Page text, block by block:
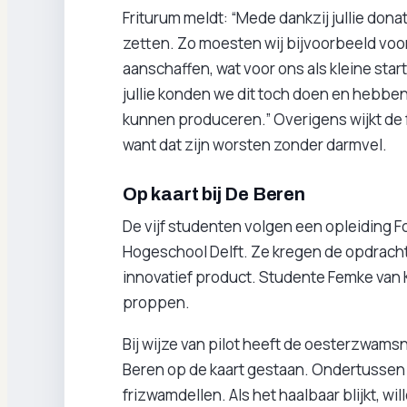
Friturum meldt: “Mede dankzij jullie
zetten. Zo moesten wij bijvoorbeeld
aanschaffen, wat voor ons als kleine
jullie konden we dit toch doen en
kunnen produceren.” Overigens wijkt
want dat zijn worsten zonder darmvel.
Op kaart bij De Beren
De vijf studenten volgen een opleiding
Hogeschool Delft. Ze kregen de
innovatief product. Studente Femke
proppen.
Bij wijze van pilot heeft de
Beren op de kaart gestaan.
frizwamdellen. Als het haalbaar blijkt,